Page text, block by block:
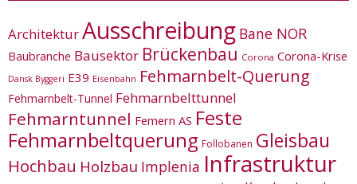
ArchitekturAusschreibung Bane NOR
Baubranche Bausektor Brückenbau Corona Corona-Krise
Dansk Byggeri E39 Eisenbahn Fehmarnbelt-Querung
Fehmarnbelt-Tunnel Fehmarnbelttunnel
Fehmarntunnel Femern AS Feste
Fehmarnbeltquerung Follobanen Gleisbau
Hochbau Holzbau Implenia Infrastruktur